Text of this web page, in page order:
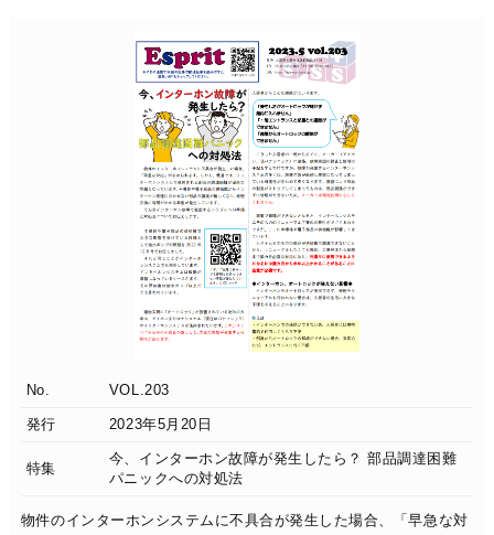
No. VOL.203
発行 2023年5月20日
特集
今、インターホン故障が発生したら？ 部品調達困難
パニックへの対処法
物件のインターホンシステムに不具合が発生した場合、「早急な対